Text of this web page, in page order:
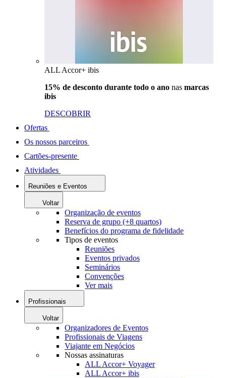
ALL Accor+ ibis
15% de desconto durante todo o ano nas marcas
ibis
DESCOBRIR
Ofertas
Os nossos parceiros
Cartões-presente
Atividades
Reuniões e Eventos
Voltar
Organização de eventos
Reserva de grupo (+8 quartos)
Benefícios do programa de fidelidade
Tipos de eventos
Reuniões
Eventos privados
Seminários
Convenções
Ver mais
Profissionais
Voltar
Organizadores de Eventos
Profissionais de Viagens
Viajante em Negócios
Nossas assinaturas
ALL Accor+ Voyager
ALL Accor+ ibis